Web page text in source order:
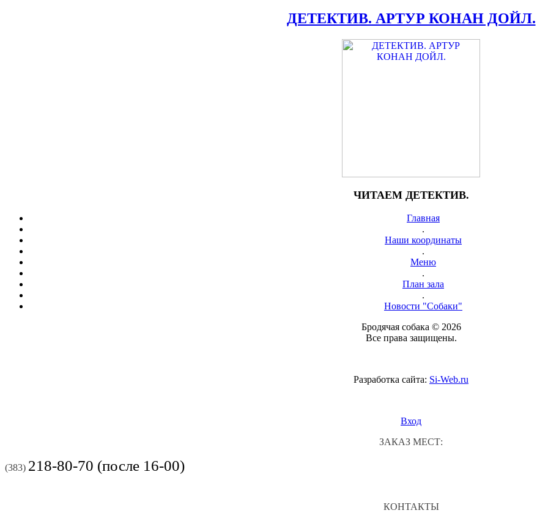
ДЕТЕКТИВ. АРТУР КОНАН ДОЙЛ.
ЧИТАЕМ ДЕТЕКТИВ.
Главная
.
Наши координаты
.
Меню
.
План зала
.
Новости "Собаки"
Бродячая собака © 2026
Все права защищены.
Разработка сайта: Si-Web.ru
Вход
ЗАКАЗ МЕСТ:
(383) 218-80-70 (после 16-00)
КОНТАКТЫ